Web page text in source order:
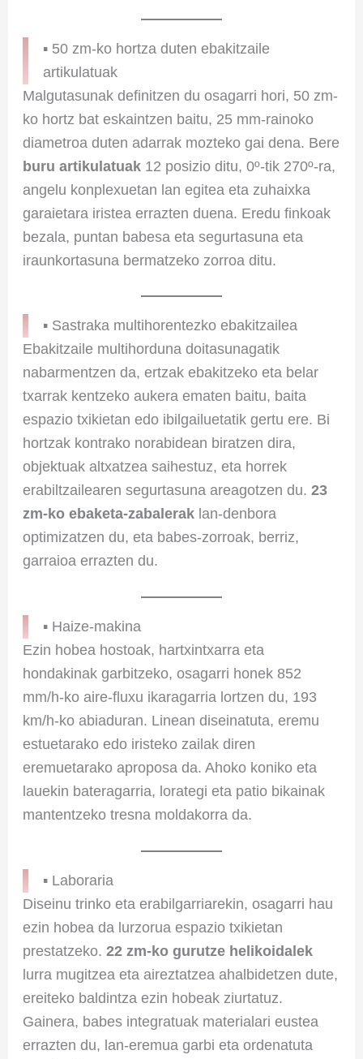
▪ 50 zm-ko hortza duten ebakitzaile
artikulatuak
Malgutasunak definitzen du osagarri hori, 50 zm-
ko hortz bat eskaintzen baitu, 25 mm-rainoko
diametroa duten adarrak mozteko gai dena. Bere
buru artikulatuak12 posizio ditu, 0º-tik 270º-ra,
angelu konplexuetan lan egitea eta zuhaixka
garaietara iristea errazten duena. Eredu finkoak
bezala, puntan babesa eta segurtasuna eta
iraunkortasuna bermatzeko zorroa ditu.
▪ Sastraka multihorentezko ebakitzailea
Ebakitzaile multihorduna doitasunagatik
nabarmentzen da, ertzak ebakitzeko eta belar
txarrak kentzeko aukera ematen baitu, baita
espazio txikietan edo ibilgailuetatik gertu ere. Bi
hortzak kontrako norabidean biratzen dira,
objektuak altxatzea saihestuz, eta horrek
erabiltzailearen segurtasuna areagotzen du. 23
zm-ko ebaketa-zabaleraklan-denbora
optimizatzen du, eta babes-zorroak, berriz,
garraioa errazten du.
▪ Haize-makina
Ezin hobea hostoak, hartxintxarra eta
hondakinak garbitzeko, osagarri honek 852
mm/h-ko aire-fluxu ikaragarria lortzen du, 193
km/h-ko abiaduran. Linean diseinatuta, eremu
estuetarako edo iristeko zailak diren
eremuetarako aproposa da. Ahoko koniko eta
lauekin bateragarria, lorategi eta patio bikainak
mantentzeko tresna moldakorra da.
▪ Laboraria
Diseinu trinko eta erabilgarriarekin, osagarri hau
ezin hobea da lurzorua espazio txikietan
prestatzeko. 22 zm-ko gurutze helikoidalek
lurra mugitzea eta aireztatzea ahalbidetzen dute,
ereiteko baldintza ezin hobeak ziurtatuz.
Gainera, babes integratuak materialari eustea
errazten du, lan-eremua garbi eta ordenatuta